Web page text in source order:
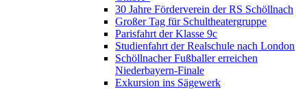
30 Jahre Förderverein der RS Schöllnach
Großer Tag für Schultheatergruppe
Parisfahrt der Klasse 9c
Studienfahrt der Realschule nach London
Schöllnacher Fußballer erreichen
Niederbayern-Finale
Exkursion ins Sägewerk